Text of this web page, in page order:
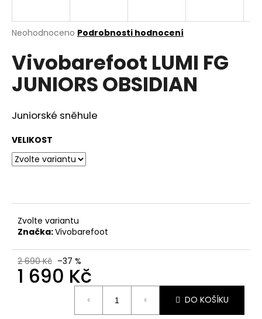
Průměrné
produktu
je
0,0
z
hvězdiček.
Neohodnoceno Podrobnosti hodnocení
Vivobarefoot LUMI FG
JUNIORS OBSIDIAN
Juniorské sněhule
VELIKOST
Zvolte variantu
Značka:Vivobarefoot
2 690 Kč –37 %
1 690 Kč
DO KOŠÍKU
j
t
?
o
o
u
č